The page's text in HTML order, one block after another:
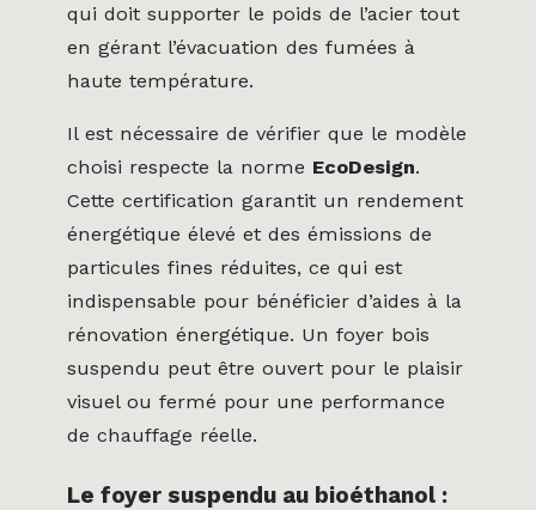
qui doit supporter le poids de l’acier tout
en gérant l’évacuation des fumées à
haute température.
Il est nécessaire de vérifier que le modèle
choisi respecte la norme EcoDesign.
Cette certification garantit un rendement
énergétique élevé et des émissions de
particules fines réduites, ce qui est
indispensable pour bénéficier d’aides à la
rénovation énergétique. Un foyer bois
suspendu peut être ouvert pour le plaisir
visuel ou fermé pour une performance
de chauffage réelle.
Le foyer suspendu au bioéthanol :